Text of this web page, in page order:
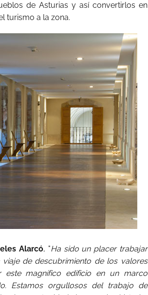
de Asturias y así convertirlos en
turismo a la zona.
Alarcó, "Ha sido un placer trabajar
de descubrimiento de los valores
este magnífico edificio en un marco
Estamos orgullosos del trabajo de